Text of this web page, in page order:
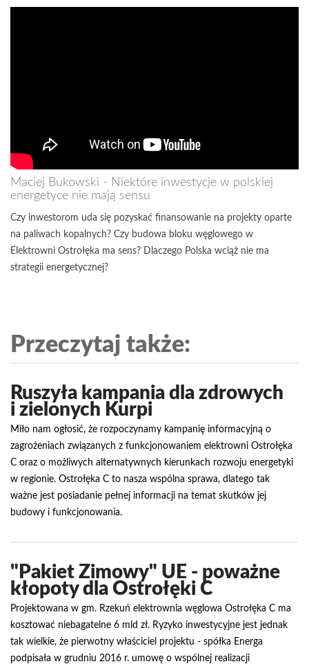
Maciej Bukowski - Niektóre inwestycje w polskiej
energetyce nie mają sensu
Czy inwestorom uda się pozyskać finansowanie na projekty oparte
na paliwach kopalnych? Czy budowa bloku węglowego w
Elektrowni Ostrołęka ma sens? Dlaczego Polska wciąż nie ma
strategii energetycznej?
Przeczytaj także:
Ruszyła kampania dla zdrowych
i zielonych Kurpi
Miło nam ogłosić, że rozpoczynamy kampanię informacyjną o
zagrożeniach związanych z funkcjonowaniem elektrowni Ostrołęka
C oraz o możliwych alternatywnych kierunkach rozwoju energetyki
w regionie. Ostrołęka C to nasza wspólna sprawa, dlatego tak
ważne jest posiadanie pełnej informacji na temat skutków jej
budowy i funkcjonowania.
"Pakiet Zimowy" UE - poważne
kłopoty dla Ostrołęki C
Projektowana w gm. Rzekuń elektrownia węglowa Ostrołęka C ma
kosztować niebagatelne 6 mld zł. Ryzyko inwestycyjne jest jednak
tak wielkie, że pierwotny właściciel projektu - spółka Energa
podpisała w grudniu 2016 r. umowę o wspólnej realizacji